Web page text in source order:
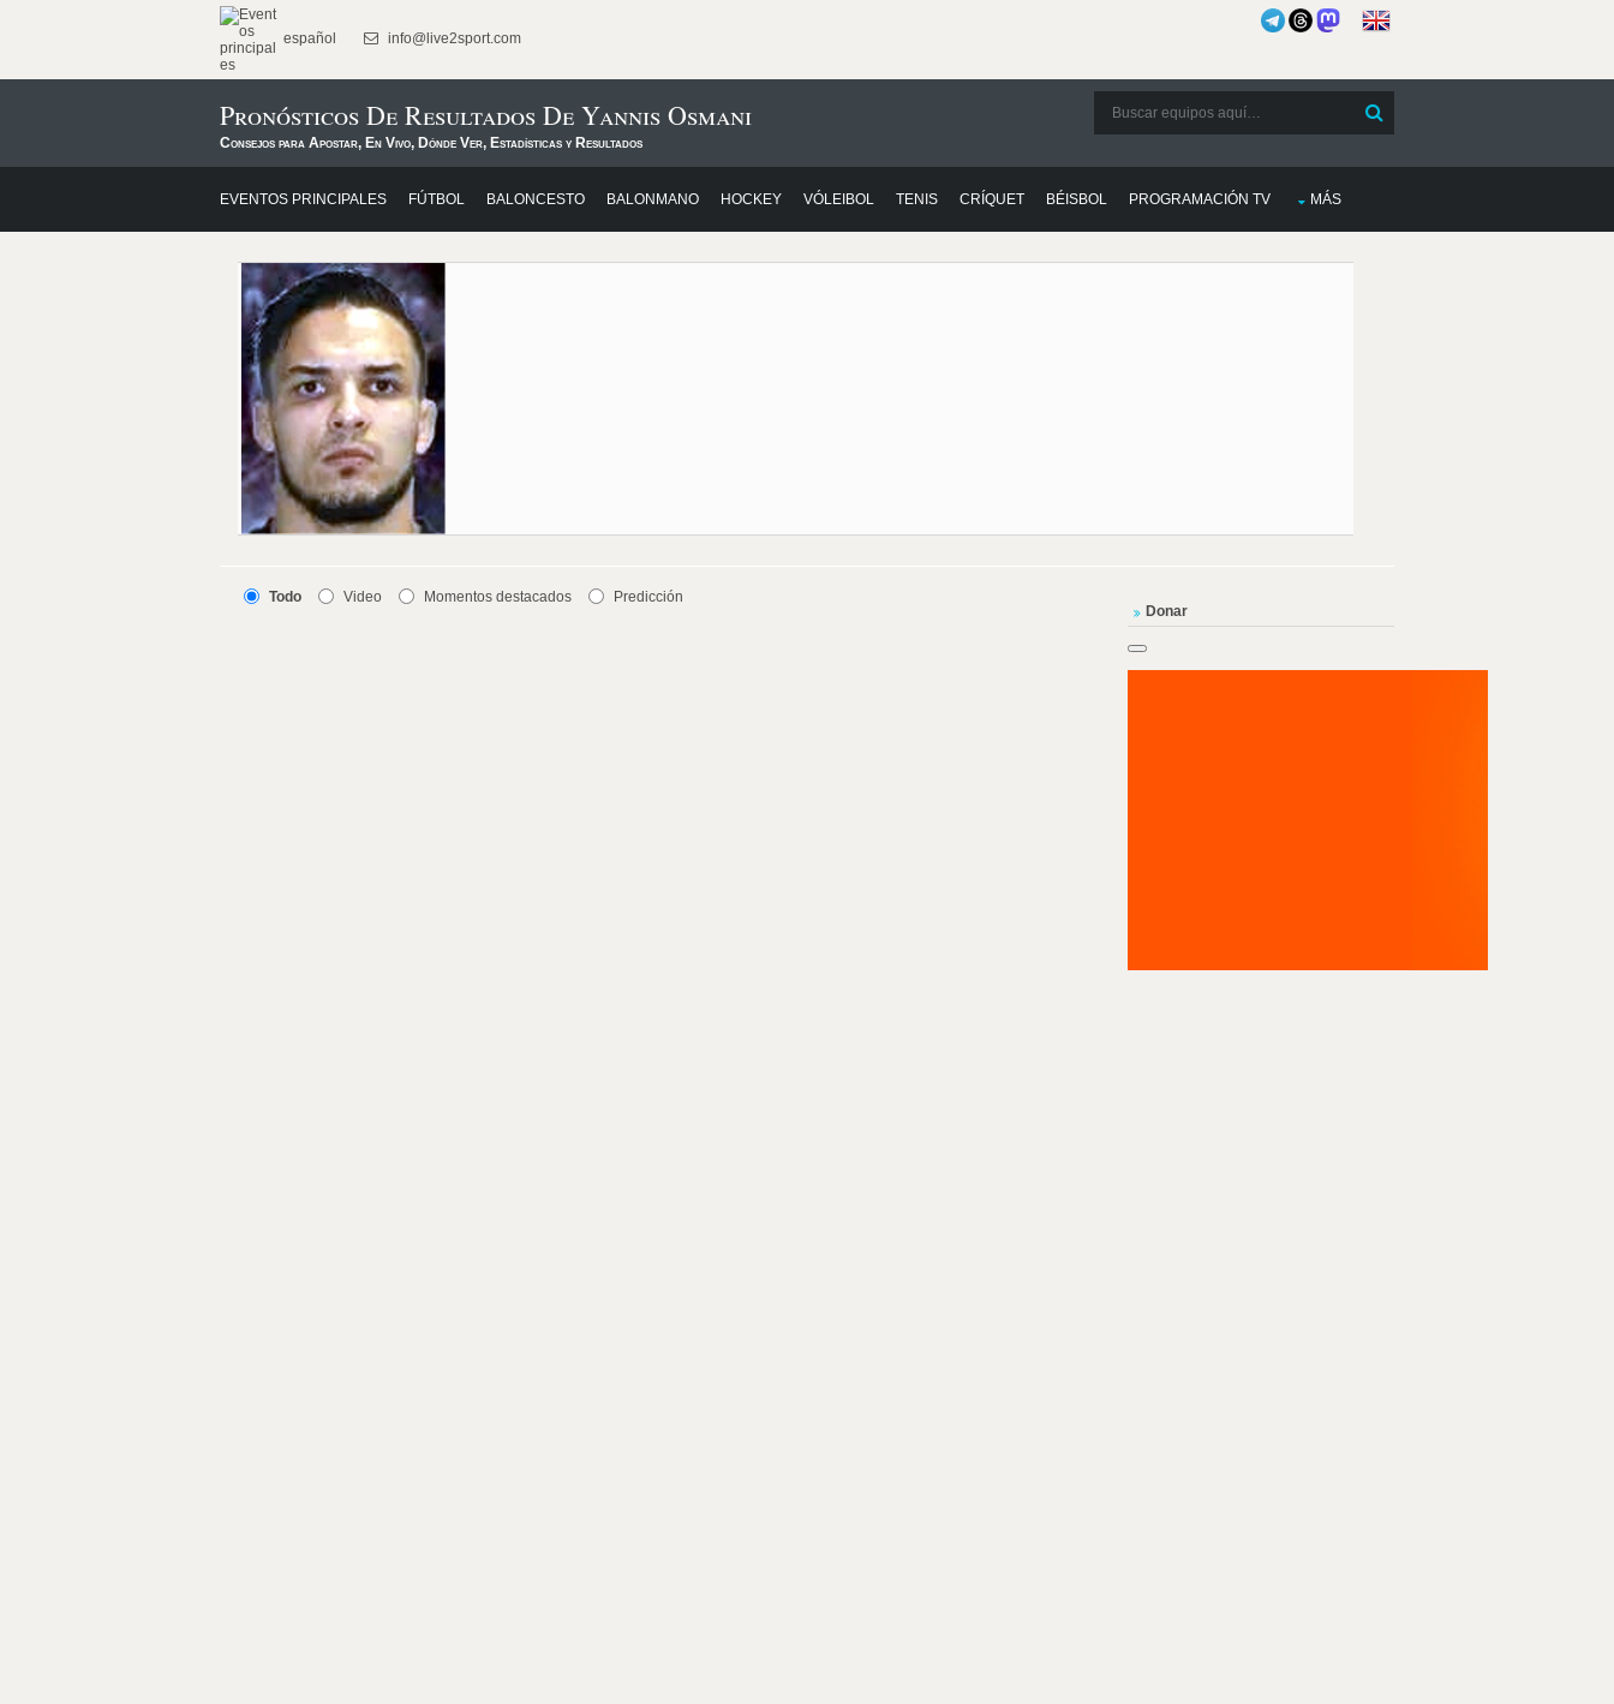
español info@live2sport.com
Pronósticos De Resultados De Yannis Osmani
Consejos para Apostar, En Vivo, Dónde Ver, Estadísticas y Resultados
EVENTOS PRINCIPALES FÚTBOL BALONCESTO BALONMANO HOCKEY VÓLEIBOL TENIS CRÍQUET BÉISBOL PROGRAMACIÓN TV MÁS
Todo Video Momentos destacados Predicción
Donar